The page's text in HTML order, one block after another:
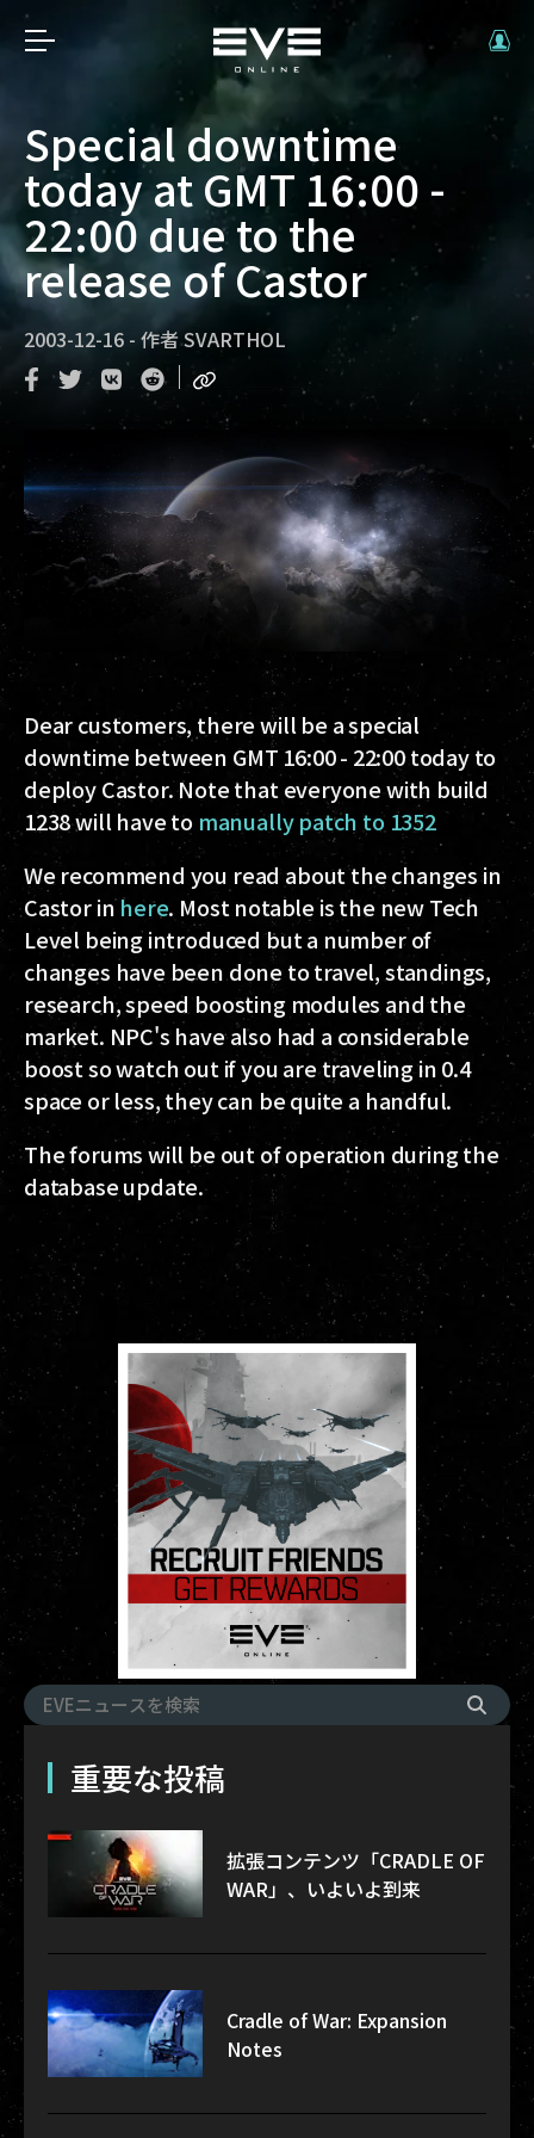
Special downtime
today at GMT 16:00 -
22:00 due to the
release of Castor
2003-12-16 - 作者SVARTHOL
Dear customers, there will be a special
downtime between GMT 16:00 - 22:00 today to
deploy Castor.Note that everyone with build
1238 will have to manually patch to 1352
We recommend you read about the changes in
Castor inhere. Most notable is the new Tech
Level being introduced but a number of
changes have been done to travel, standings,
research, speed boosting modules and the
market. NPC's have also had a considerable
boost so watch out if you are traveling in 0.4
space or less, they can be quite a handful.
The forums will be out of operation during the
database update.
重要な投稿
拡張コンテンツ「CRADLE OF
WAR」、いよいよ到来
Cradle of War: Expansion
Notes